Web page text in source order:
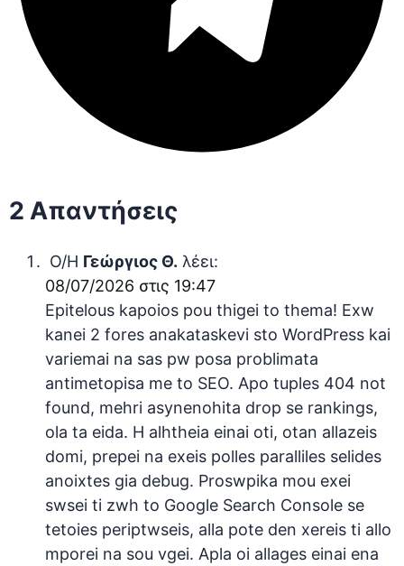
2 Απαντήσεις
Ο/Η Γεώργιος Θ. λέει:
08/07/2026 στις 19:47
Epitelous kapoios pou thigei to thema! Exw
kanei 2 fores anakataskevi sto WordPress kai
variemai na sas pw posa problimata
antimetopisa me to SEO. Apo tuples 404 not
found, mehri asynenohita drop se rankings,
ola ta eida. H alhtheia einai oti, otan allazeis
domi, prepei na exeis polles paralliles selides
anoixtes gia debug. Proswpika mou exei
swsei ti zwh to Google Search Console se
tetoies periptwseis, alla pote den xereis ti allo
mporei na sou vgei. Apla oi allages einai ena